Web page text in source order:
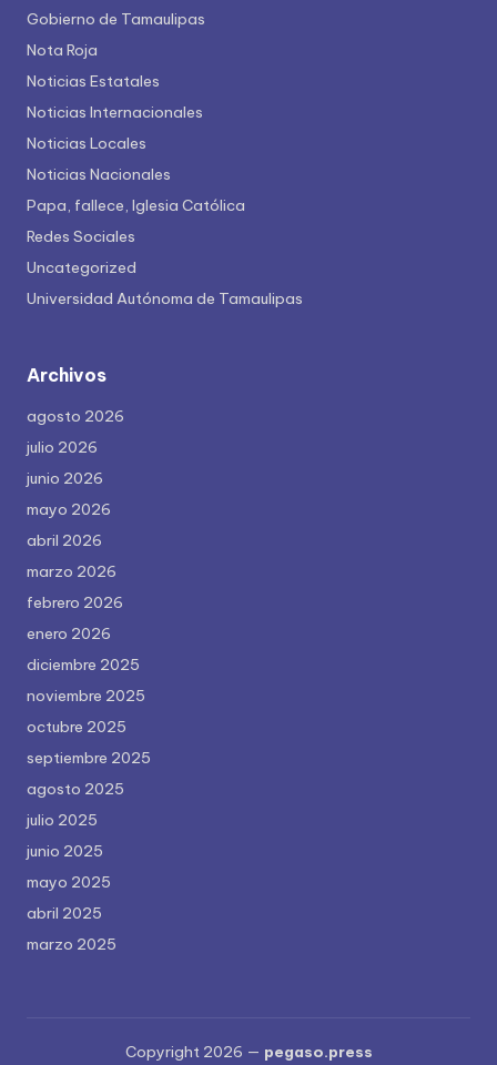
Gobierno de Tamaulipas
Nota Roja
Noticias Estatales
Noticias Internacionales
Noticias Locales
Noticias Nacionales
Papa, fallece, Iglesia Católica
Redes Sociales
Uncategorized
Universidad Autónoma de Tamaulipas
Archivos
agosto 2026
julio 2026
junio 2026
mayo 2026
abril 2026
marzo 2026
febrero 2026
enero 2026
diciembre 2025
noviembre 2025
octubre 2025
septiembre 2025
agosto 2025
julio 2025
junio 2025
mayo 2025
abril 2025
marzo 2025
Copyright 2026 — pegaso.press